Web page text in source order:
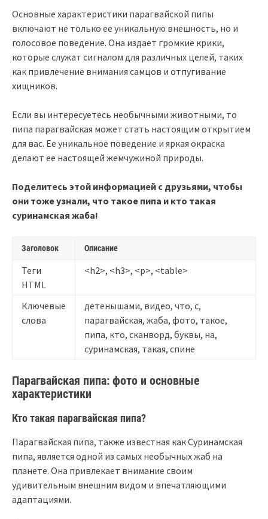
Основные характеристики парагвайской пипы
включают не только ее уникальную внешность, но и
голосовое поведение. Она издает громкие крики,
которые служат сигналом для различных целей, таких
как привлечение внимания самцов и отпугивание
хищников.
Если вы интересуетесь необычными животными, то
пипа парагвайская может стать настоящим открытием
для вас. Ее уникальное поведение и яркая окраска
делают ее настоящей жемчужиной природы.
Поделитесь этой информацией с друзьями, чтобы
они тоже узнали, что такое пипа и кто такая
суринамская жаба!
Заголовок Описание
Теги
HTML
<h2>, <h3>, <p>, <table>
Ключевые
слова
детенышами, видео, что, с,
парагвайская, жаба, фото, такое,
пипа, кто, сканворд, буквы, на,
суринамская, такая, спине
Парагвайская пипа: фото и основные
характеристики
Кто такая парагвайская пипа?
Парагвайская пипа, также известная как Суринамская
пипа, является одной из самых необычных жаб на
планете. Она привлекает внимание своим
удивительным внешним видом и впечатляющими
адаптациями.